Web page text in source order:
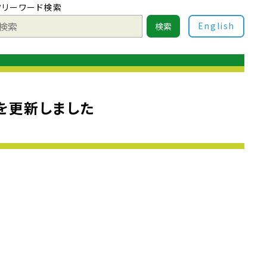
リーワード検索
検索
English
更新しました